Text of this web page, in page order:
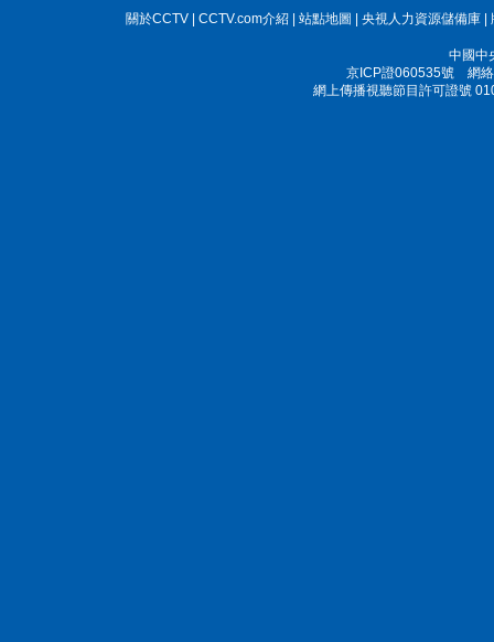
關於CCTV |CCTV.com介紹 |站點地圖 |央視人力資源儲備庫 |
中國中
京ICP證060535號 網絡
網上傳播視聽節目許可證號